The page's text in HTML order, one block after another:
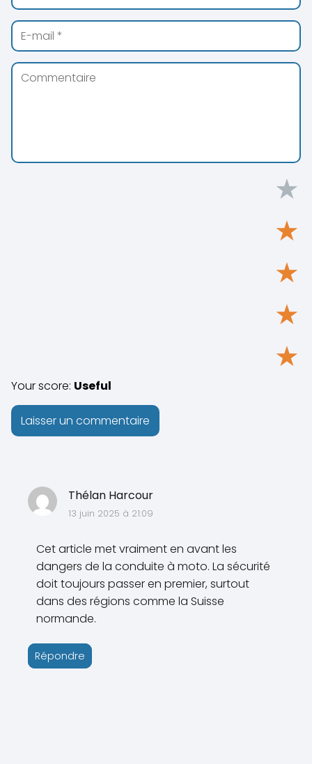
Thélan Harcour
13 juin 2025 à 21:09
Cet article met vraiment en avant les
dangers de la conduite à moto. La sécurité
doit toujours passer en premier, surtout
dans des régions comme la Suisse
normande.
Répondre
★
★
★
★
★
Your score: Useful